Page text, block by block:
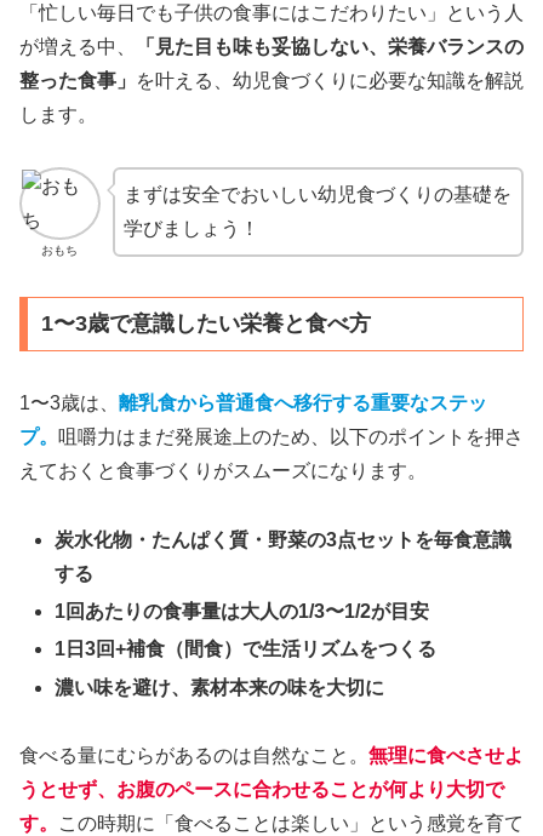
「忙しい毎日でも子供の食事にはこだわりたい」という人
が増える中、
「見た目も味も妥協しない、栄養バランスの
整った食事」
を叶える、幼児食づくりに必要な知識を解説
します。
おもち
まずは安全でおいしい幼児食づくりの基礎を
学びましょう！
1〜3歳で意識したい栄養と食べ方
1〜3歳は、 離乳食から普通食へ移行する重要なステッ
プ。
咀嚼力はまだ発展途上のため、以下のポイントを押さ
えておくと食事づくりがスムーズになります。
炭水化物・たんぱく質・野菜の3点セットを毎食意識
する
1回あたりの食事量は大人の1/3〜1/2が目安
1日3回+補食（間食）で生活リズムをつくる
濃い味を避け、素材本来の味を大切に
食べる量にむらがあるのは自然なこと。 無理に食べさせよ
うとせず、お腹のペースに合わせることが何より大切で
す。
この時期に「食べることは楽しい」という感覚を育て